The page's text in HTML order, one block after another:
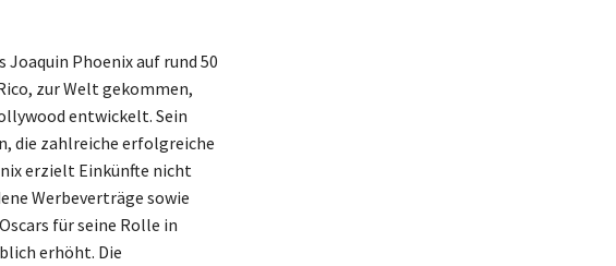
Phoenix auf rund 50
zur Welt gekommen,
entwickelt. Sein
die zahlreiche erfolgreiche
erzielt Einkünfte nicht
Werbeverträge sowie
für seine Rolle in
erhöht. Die